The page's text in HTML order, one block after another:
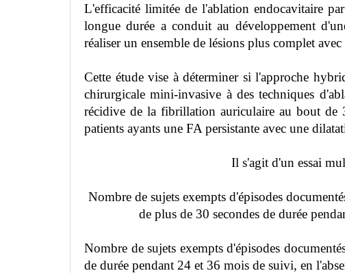
L'efficacité limitée de l'ablation endocavitaire
longue durée a conduit au développement
réaliser un ensemble de lésions plus complet
Cette étude vise à déterminer si l'approche
chirurgicale mini-invasive à des techniques
récidive de la fibrillation auriculaire au bout de
patients ayants une FA persistante avec une
Il s'agit d'un essai
Nombre de sujets exempts d'épisodes
de plus de 30 secondes de durée
Nombre de sujets exempts d'épisodes
de durée pendant 24 et 36 mois de suivi, en